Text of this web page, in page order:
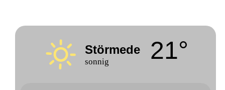
Störmede
sonnig 21°